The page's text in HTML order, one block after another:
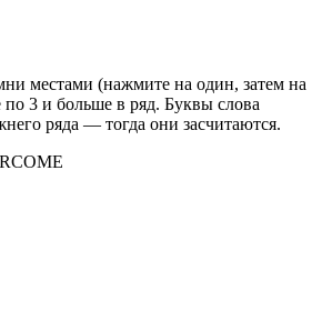
местами (нажмите на один, затем на
3 и больше в ряд. Буквы слова
ряда — тогда они засчитаются.
RCOME